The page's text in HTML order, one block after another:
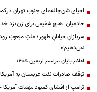
احیای شن‌چاله‌های جنوب تهران درکمیسیون
خادمیان: هیچ شفیعی برای زن نزد
سربازانِ خیابانِ ظهور؛ ملتِ مبعوثِ
نمی‌دهیم»
اعلام پایان مراسم اربعین ۱۴۰۵
توقف صادرات نفت عربستان به آمریکا
ترامپ از افشای کمبود مهمات